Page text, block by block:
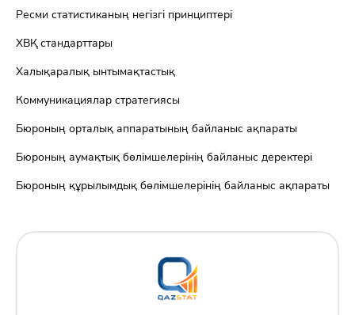
Ресми статистиканың негізгі принциптері
ХВҚ стандарттары
Халықаралық ынтымақтастық
Коммуникациялар стратегиясы
Бюроның орталық аппаратының байланыс ақпараты
Бюроның аумақтық бөлімшелерінің байланыс деректері
Бюроның құрылымдық бөлімшелерінің байланыс ақпараты